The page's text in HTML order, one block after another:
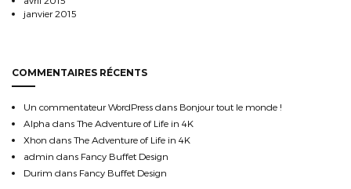
janvier 2015
COMMENTAIRES RÉCENTS
Un commentateur WordPress dans Bonjour tout le monde !
Alpha dans The Adventure of Life in 4K
Xhon dans The Adventure of Life in 4K
admin dans Fancy Buffet Design
Durim dans Fancy Buffet Design